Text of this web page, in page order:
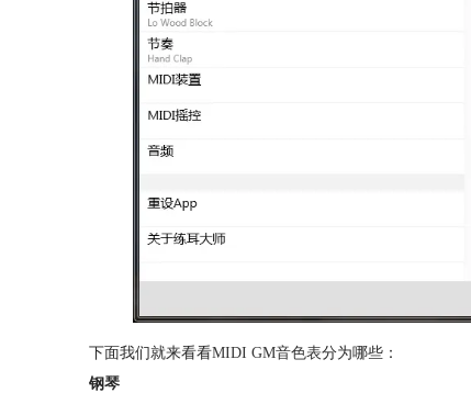
下面我们就来看看MIDI GM音色表分为哪些：
钢琴